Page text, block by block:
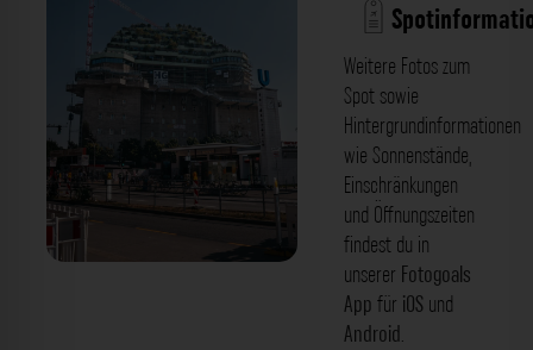
Weitere Fotos zum
Spot sowie
Hintergrundinformationen
wie Sonnenstände,
Einschränkungen
und Öffnungszeiten
findest du in
unserer Fotogoals
App für iOS und
Android.